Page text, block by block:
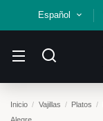
Español
Inicio Vajillas Platos